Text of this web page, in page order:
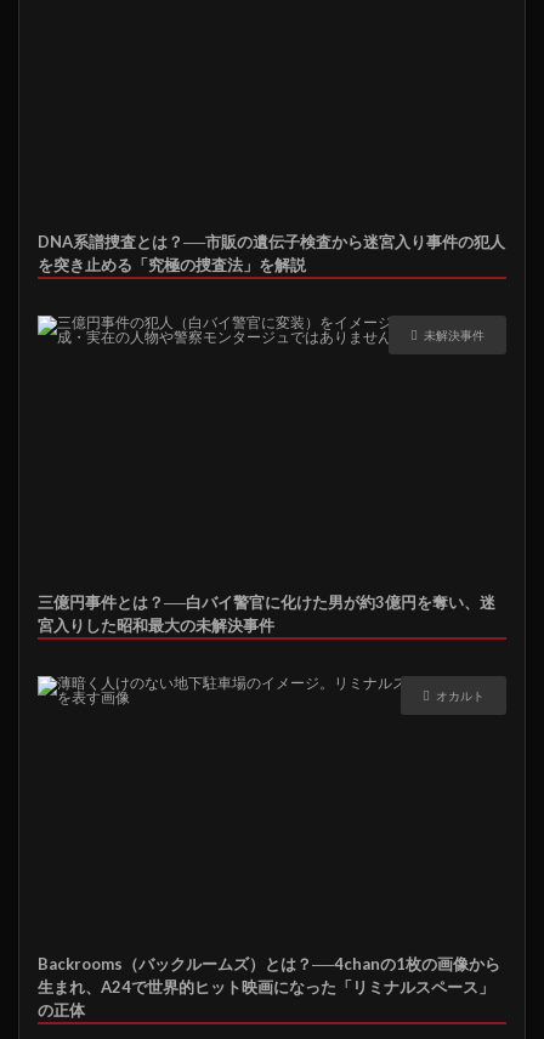
DNA系譜捜査とは？──市販の遺伝子検査から迷宮入り事件の犯人
を突き止める「究極の捜査法」を解説
未解決事件
三億円事件とは？──白バイ警官に化けた男が約3億円を奪い、迷
宮入りした昭和最大の未解決事件
オカルト
Backrooms（バックルームズ）とは？──4chanの1枚の画像から
生まれ、A24で世界的ヒット映画になった「リミナルスペース」
の正体